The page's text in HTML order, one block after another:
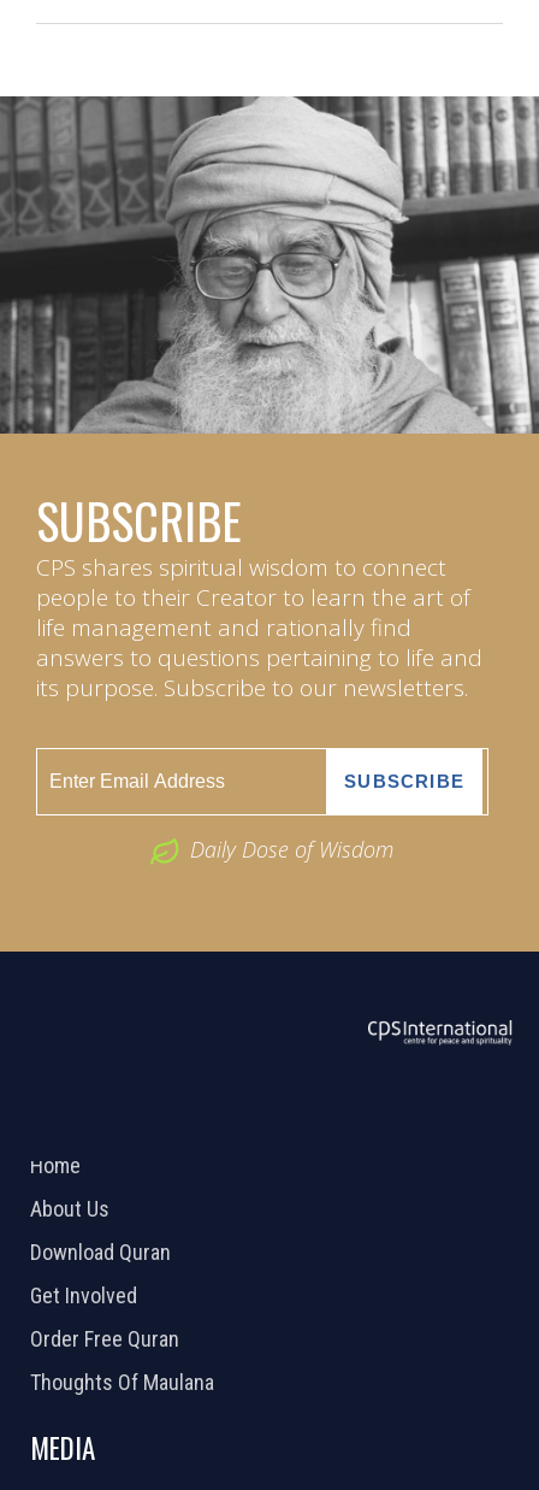
SUBSCRIBE
CPS shares spiritual wisdom to connect
people to their Creator to learn the art of
life management and rationally find
answers to questions pertaining to life and
its purpose. Subscribe to our newsletters.
Daily Dose of Wisdom
Home
About Us
Download Quran
Get Involved
Order Free Quran
Thoughts Of Maulana
MEDIA